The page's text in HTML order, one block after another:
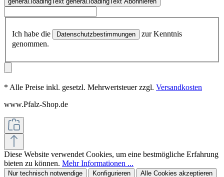
Ich habe die Datenschutzbestimmungen
zur Kenntnis
genommen.
* Alle Preise inkl. gesetzl. Mehrwertsteuer zzgl. Versandkosten
www.Pfalz-Shop.de
Diese Website verwendet Cookies, um eine bestmögliche Erfahrung
bieten zu können. Mehr Informationen ...
Nur technisch notwendige Konfigurieren Alle Cookies akzeptieren